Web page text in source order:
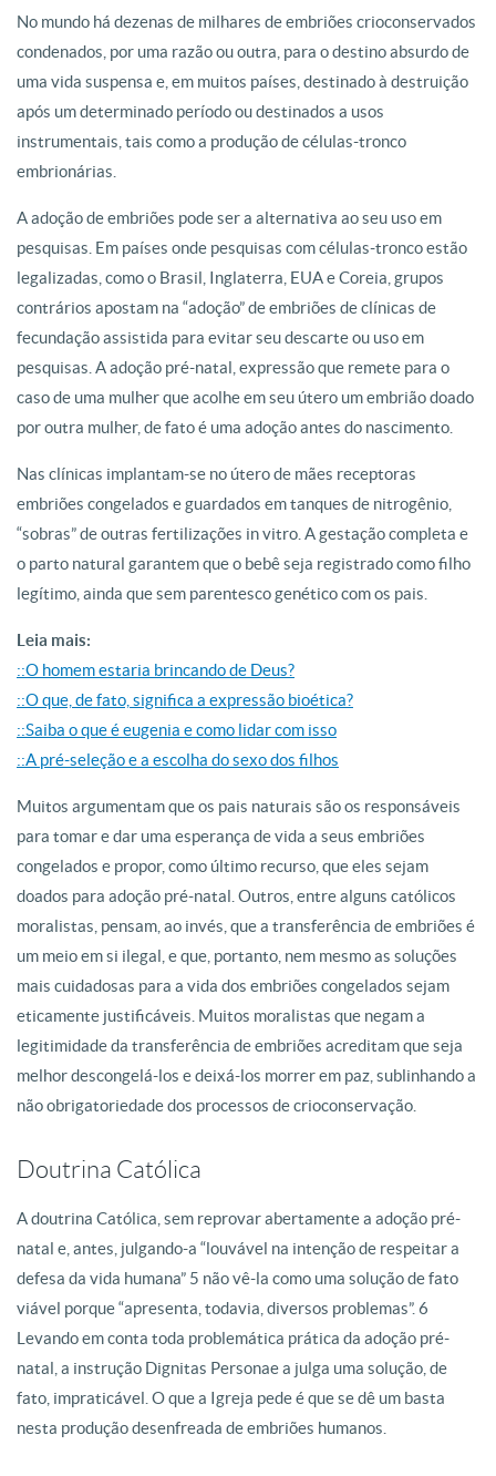
No mundo há dezenas de milhares de embriões crioconservados
condenados, por uma razão ou outra, para o destino absurdo de
uma vida suspensa e, em muitos países, destinado à destruição
após um determinado período ou destinados a usos
instrumentais, tais como a produção de células-tronco
embrionárias.
A adoção de embriões pode ser a alternativa ao seu uso em
pesquisas. Em países onde pesquisas com células-tronco estão
legalizadas, como o Brasil, Inglaterra, EUA e Coreia, grupos
contrários apostam na “adoção” de embriões de clínicas de
fecundação assistida para evitar seu descarte ou uso em
pesquisas. A adoção pré-natal, expressão que remete para o
caso de uma mulher que acolhe em seu útero um embrião doado
por outra mulher, de fato é uma adoção antes do nascimento.
Nas clínicas implantam-se no útero de mães receptoras
embriões congelados e guardados em tanques de nitrogênio,
“sobras” de outras fertilizações in vitro. A gestação completa e
o parto natural garantem que o bebê seja registrado como filho
legítimo, ainda que sem parentesco genético com os pais.
Leia mais:
::O homem estaria brincando de Deus?
::O que, de fato, significa a expressão bioética?
::Saiba o que é eugenia e como lidar com isso
::A pré-seleção e a escolha do sexo dos filhos
Muitos argumentam que os pais naturais são os responsáveis
para tomar e dar uma esperança de vida a seus embriões
congelados e propor, como último recurso, que eles sejam
doados para adoção pré-natal. Outros, entre alguns católicos
moralistas, pensam, ao invés, que a transferência de embriões é
um meio em si ilegal, e que, portanto, nem mesmo as soluções
mais cuidadosas para a vida dos embriões congelados sejam
eticamente justificáveis. Muitos moralistas que negam a
legitimidade da transferência de embriões acreditam que seja
melhor descongelá-los e deixá-los morrer em paz, sublinhando a
não obrigatoriedade dos processos de crioconservação.
Doutrina Católica
A doutrina Católica, sem reprovar abertamente a adoção pré-
natal e, antes, julgando-a “louvável na intenção de respeitar a
defesa da vida humana” 5 não vê-la como uma solução de fato
viável porque “apresenta, todavia, diversos problemas”. 6
Levando em conta toda problemática prática da adoção pré-
natal, a instrução Dignitas Personae a julga uma solução, de
fato, impraticável. O que a Igreja pede é que se dê um basta
nesta produção desenfreada de embriões humanos.